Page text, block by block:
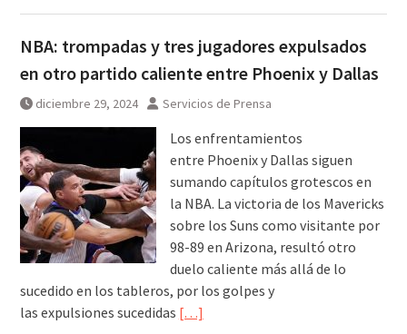
NBA: trompadas y tres jugadores expulsados
en otro partido caliente entre Phoenix y Dallas
diciembre 29, 2024 Servicios de Prensa
Los enfrentamientos
entre Phoenix y Dallas siguen
sumando capítulos grotescos en
la NBA. La victoria de los Mavericks
sobre los Suns como visitante por
98-89 en Arizona, resultó otro
duelo caliente más allá de lo
sucedido en los tableros, por los golpes y
las expulsiones sucedidas […]